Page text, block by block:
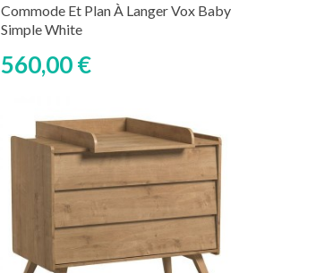
Commode Et Plan À Langer Vox Baby
Simple White
560,00 €